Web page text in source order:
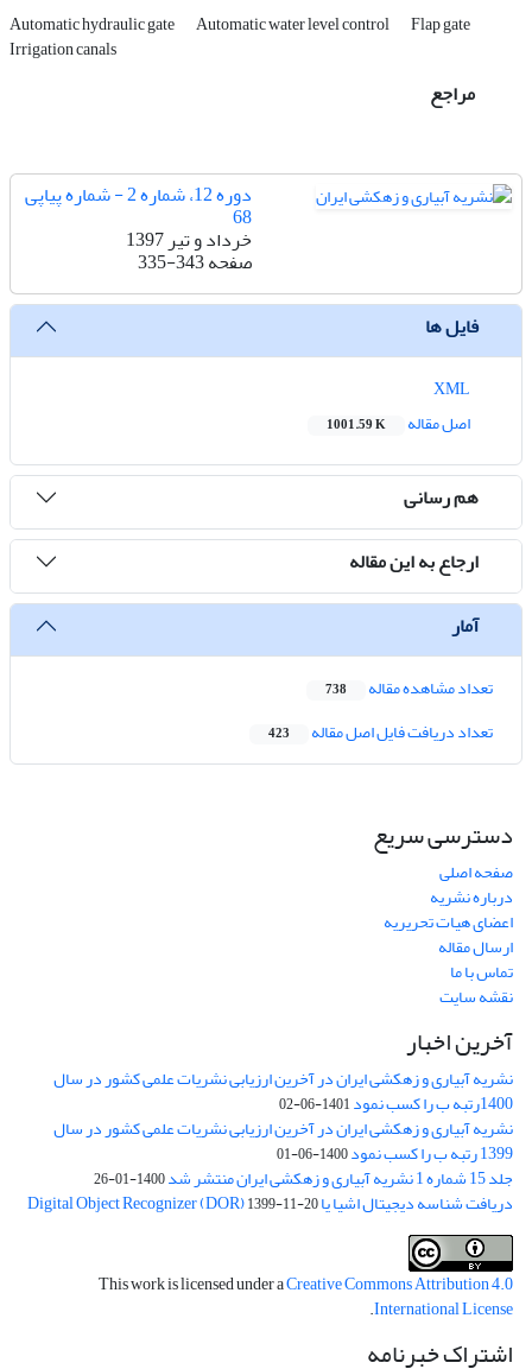
Automatic hydraulic gate Automatic water level control Flap gate
Irrigation canals
مراجع
دوره 12، شماره 2 - شماره پیاپی
68
خرداد و تیر 1397
صفحه335-343
فایل ها
اصل مقاله
1001.59 K
هم رسانی
ارجاع به این مقاله
آمار
تعداد مشاهده مقاله 738
تعداد دریافت فایل اصل مقاله 423
دسترسی سریع
صفحه اصلی
درباره نشریه
اعضای هیات تحریریه
ارسال مقاله
تماس با ما
نقشه سایت
آخرین اخبار
نشریه آبیاری و زهکشی ایران در آخرین ارزیابی نشریات علمی کشور در سال
1400رتبه ب را کسب نمود 1401-06-02
نشریه آبیاری و زهکشی ایران در آخرین ارزیابی نشریات علمی کشور در سال
1399 رتبه ب را کسب نمود 1400-06-01
جلد 15 شماره 1 نشریه آبیاری و زهکشی ایران منتشر شد 1400-01-26
دریافت شناسه دیجیتال اشیا یا Digital Object Recognizer (DOR)1399-11-20
This work is licensed under aCreative Commons Attribution 4.0
International License
.
اشتراک خبرنامه